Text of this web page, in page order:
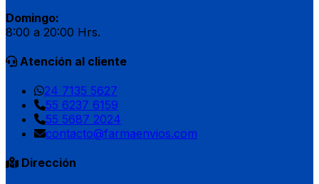
Domingo:
8:00 a 20:00 Hrs.
Atención al cliente
24 7135 5627
55 6237 6159
55 5687 2024
contacto@farmaenvios.com
Dirección